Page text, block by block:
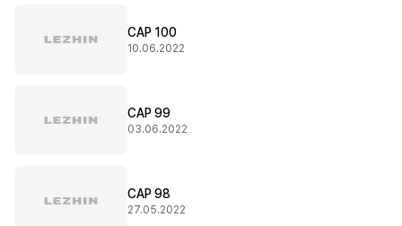
CAP 100
10.06.2022
CAP 99
03.06.2022
CAP 98
27.05.2022